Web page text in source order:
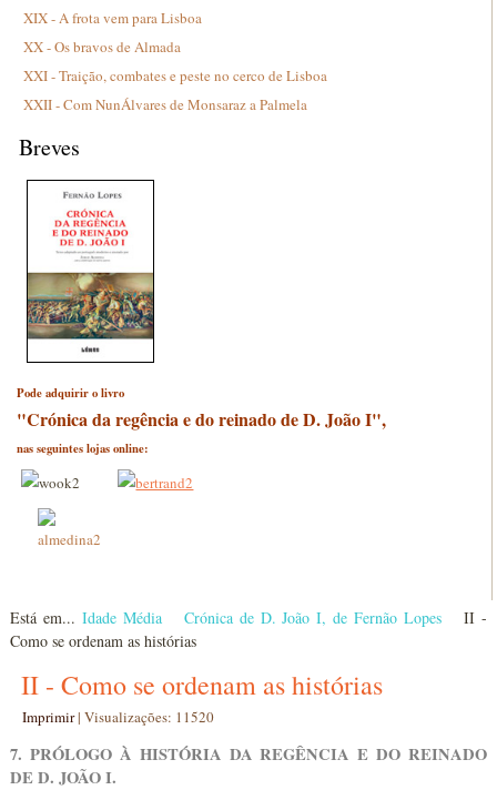
XIX - A frota vem para Lisboa
XX - Os bravos de Almada
XXI - Traição, combates e peste no cerco de Lisboa
XXII - Com NunÁlvares de Monsaraz a Palmela
Breves
Pode adquirir o livro
"Crónica da regência e do reinado de D. João I",
nas seguintes lojas online:
Está em...Idade Média Crónica de D. João I, de Fernão Lopes
II -
Como se ordenam as histórias
II - Como se ordenam as histórias
Imprimir|Visualizações: 11520
7. PRÓLOGO À HISTÓRIA DA REGÊNCIA E DO REINADO
DE D. JOÃO I.